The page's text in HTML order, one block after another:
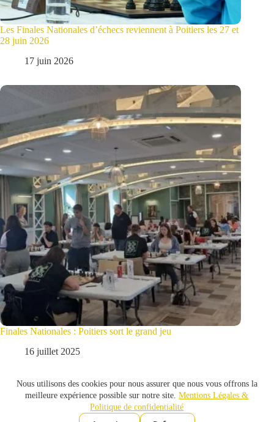
Nous utilisons des cookies pour nous assurer que nous vous offrons la
meilleure expérience possible sur notre site.Mentions Légales &
Politique de confidentialité
Les Finales Nationales d’échecs reviennent à Poitiers les 27 et
28 juin 2026
17 juin 2026
Finales Nationales : Poitiers sort le grand jeu
16 juillet 2025